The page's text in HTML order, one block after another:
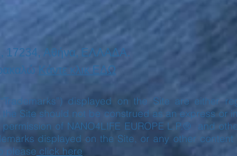
17234, Αθήνα, ΕΛΛΑΔΑ.
Κάντε κλικ ΕΔΩ
displayed on the Site are either
Site should not be construed as an express or
of NANO4LIFE EUROPE L.P.® and
displayed on the Site, or any other
please click here